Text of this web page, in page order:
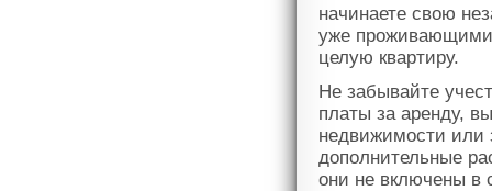
начинаете свою
уже
целую квартиру.
Не забывайте
платы за аренду,
недвижимости или
дополнительные
они не включены в